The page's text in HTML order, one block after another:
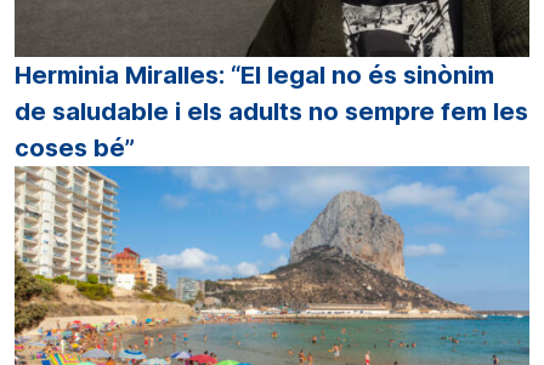
Herminia Miralles: “El legal no és sinònim
de saludable i els adults no sempre fem les
coses bé”